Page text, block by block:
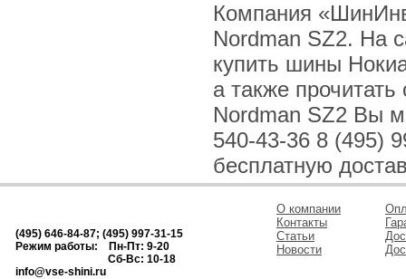
Компания
Nordman SZ2. На
купить шины
а также
Nordman SZ2 Вы
540-43-36 8 (495)
бесплатную
(495) 646-84-87; (495) 997-31-15
Режим работы: Пн-Пт: 9-20
Сб-Вс: 10-18
info@vse-shini.ru
О компании
Контакты
Статьи
Новости